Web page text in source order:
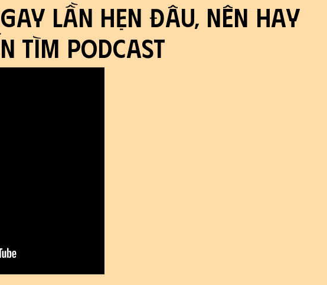
Lần Hẹn Đâu, NÊN HAY
Tìm Podcast